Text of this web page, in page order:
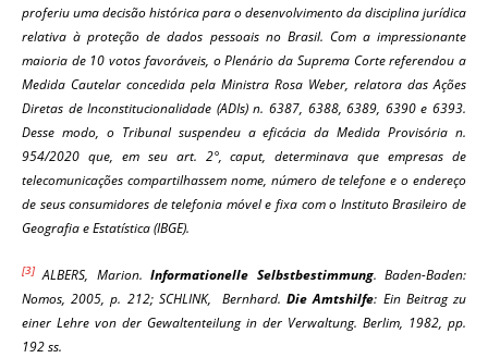
proferiu uma decisão histórica para o desenvolvimento da disciplina jurídica
relativa à proteção de dados pessoais no Brasil. Com a impressionante
maioria de 10 votos favoráveis, o Plenário da Suprema Corte referendou a
Medida Cautelar concedida pela Ministra Rosa Weber, relatora das Ações
Diretas de Inconstitucionalidade (ADIs) n. 6387, 6388, 6389, 6390 e 6393.
Desse modo, o Tribunal suspendeu a eficácia da Medida Provisória n.
954/2020 que, em seu art. 2°, caput, determinava que empresas de
telecomunicações compartilhassem nome, número de telefone e o endereço
de seus consumidores de telefonia móvel e fixa com o Instituto Brasileiro de
Geografia e Estatística (IBGE).
[3] ALBERS, Marion.Informationelle Selbstbestimmung. Baden-Baden:
Nomos, 2005, p. 212; SCHLINK, Bernhard.Die Amtshilfe: Ein Beitrag zu
einer Lehre von der Gewaltenteilung in der Verwaltung. Berlim, 1982, pp.
192 ss.